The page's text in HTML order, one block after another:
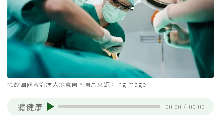
急診團隊救治病人示意圖。圖片來源：ingimage
聽健康 00:00 / 00:00